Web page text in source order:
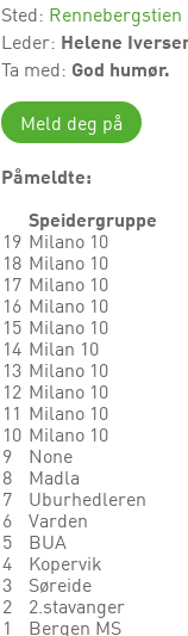
Sted: Rennebergstien
Leder: Helene
Ta med: God humør.
Meld deg på
Påmeldte:
Speidergruppe
19 Milano 10
18 Milano 10
17 Milano 10
16 Milano 10
15 Milano 10
14 Milan 10
13 Milano 10
12 Milano 10
11 Milano 10
10 Milano 10
9
None
8
Madla
7
Uburhedleren
6
Varden
5
BUA
4
Kopervik
3
Søreide
2
2.stavanger
1
Bergen MS